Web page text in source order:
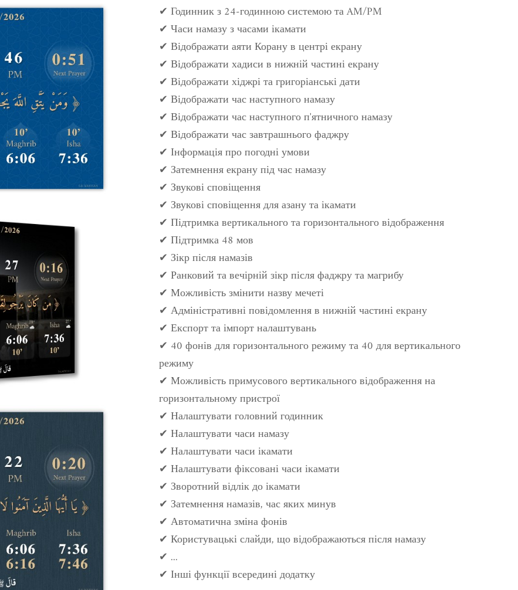
✔ Годинник з 24-годинною системою та AM/PM
✔ Часи намазу з часами ікамати
✔ Відображати аяти Корану в центрі екрану
✔ Відображати хадиси в нижній частині екрану
✔ Відображати хіджрі та григоріанські дати
✔ Відображати час наступного намазу
✔ Відображати час наступного п'ятничного намазу
✔ Відображати час завтрашнього фаджру
✔ Інформація про погодні умови
✔ Затемнення екрану під час намазу
✔ Звукові сповіщення
✔ Звукові сповіщення для азану та ікамати
✔ Підтримка вертикального та горизонтального відображення
✔ Підтримка 48 мов
✔ Зікр після намазів
✔ Ранковий та вечірній зікр після фаджру та магрибу
✔ Можливість змінити назву мечеті
✔ Адміністративні повідомлення в нижній частині екрану
✔ Експорт та імпорт налаштувань
✔ 40 фонів для горизонтального режиму та 40 для вертикального
режиму
✔ Можливість примусового вертикального відображення на
горизонтальному пристрої
✔ Налаштувати головний годинник
✔ Налаштувати часи намазу
✔ Налаштувати часи ікамати
✔ Налаштувати фіксовані часи ікамати
✔ Зворотний відлік до ікамати
✔ Затемнення намазів, час яких минув
✔ Автоматична зміна фонів
✔ Користувацькі слайди, що відображаються після намазу
✔ ...
✔ Інші функції всередині додатку